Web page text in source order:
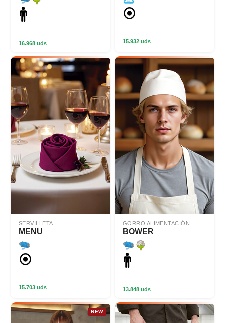
16.968 uds 15.932 uds
SERVILLETA
MENU
15.703 uds
GORRO ALIMENTACIÓN
BOWER
13.848 uds
NEW